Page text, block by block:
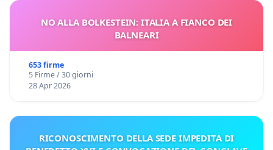
NO ALLA BOLKESTEIN: ITALIA A FIANCO DEI
BALNEARI
653 firme
5 Firme / 30 giorni
28 Apr 2026
RICONOSCIMENTO DELLA SEDE IMPEDITA DI